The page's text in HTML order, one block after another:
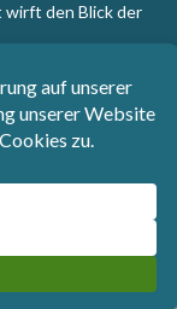
wirft den Blick der
+43 1 40110-